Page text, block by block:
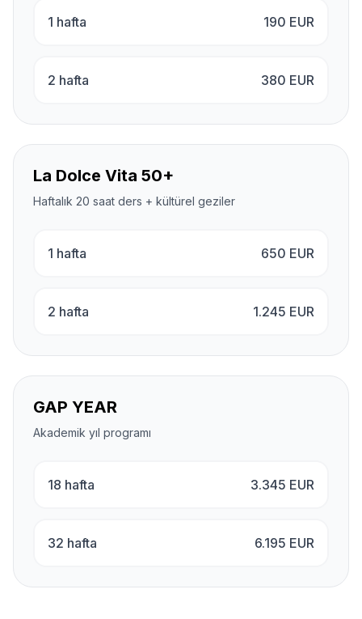
1 hafta 190 EUR
2 hafta 380 EUR
La Dolce Vita 50+
Haftalık 20 saat ders + kültürel geziler
1 hafta 650 EUR
2 hafta 1.245 EUR
GAP YEAR
Akademik yıl programı
18 hafta 3.345 EUR
32 hafta 6.195 EUR